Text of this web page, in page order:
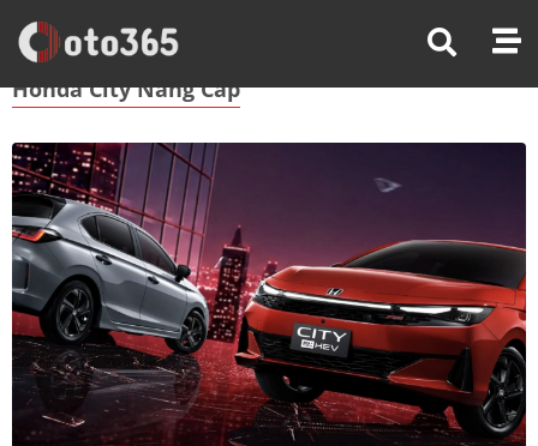
Trang Chủ Honda City Nâng Cấp
Honda City Nâng Cấp